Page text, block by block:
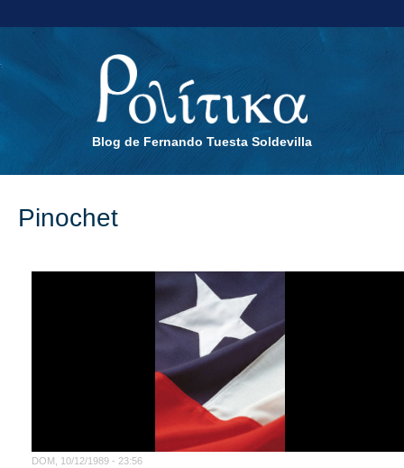
Blog de Fernando Tuesta Soldevilla
Pinochet
DOM, 10/12/1989 - 23:56